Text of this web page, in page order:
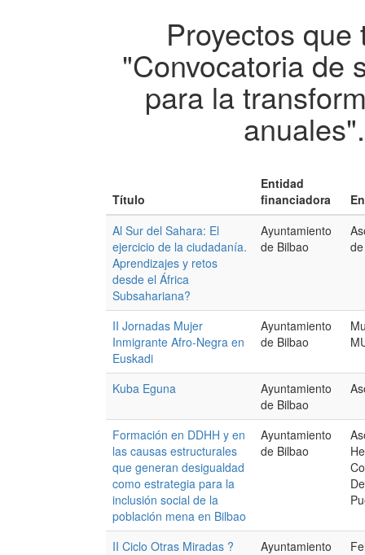
Proyectos
"Convocatoria de
para la
Título
Entidad
financiadora
Al Sur del Sahara: El
ejercicio de la ciudadanía.
Aprendizajes y retos
desde el África
Subsahariana?
Ayuntamiento
de Bilbao
II Jornadas Mujer
Inmigrante Afro-Negra en
Euskadi
Ayuntamiento
de Bilbao
Kuba Eguna
Ayuntamiento
de Bilbao
Formación en DDHH y en
las causas estructurales
que generan desigualdad
como estrategia para la
inclusión social de la
población mena en Bilbao
Ayuntamiento
de Bilbao
II Ciclo Otras Miradas ?
Ayuntamiento